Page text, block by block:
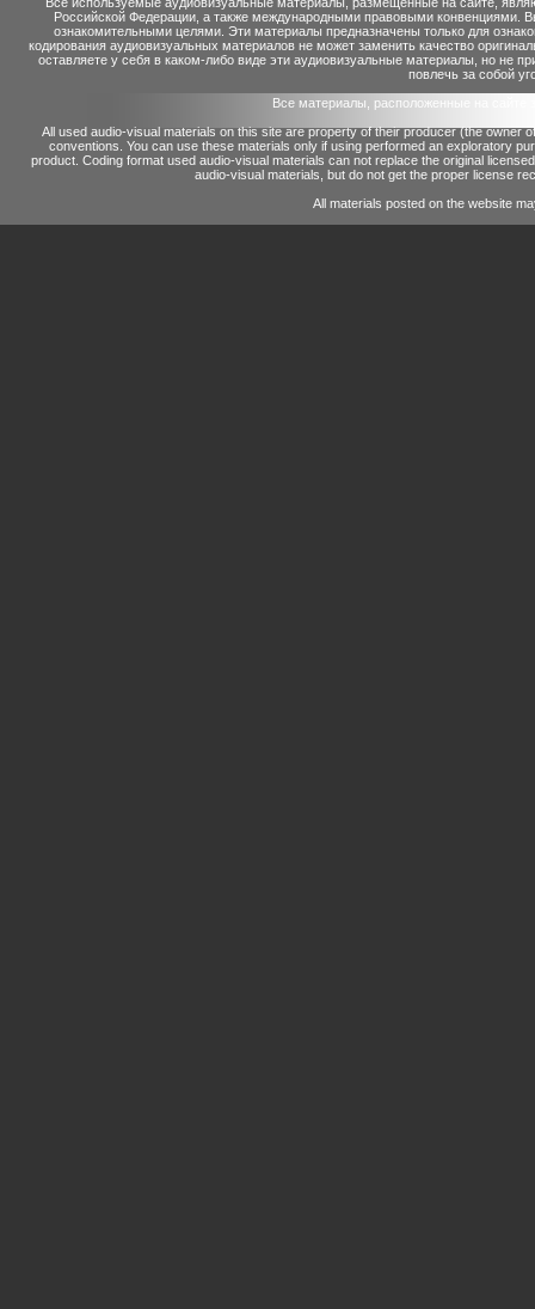
Российской Федерации, а также международными правовыми конвенциями.
ознакомительными целями. Эти материалы предназначены только для
кодирования аудиовизуальных материалов не может заменить качество
оставляете у себя в каком-либо виде эти аудиовизуальные материалы, но не
повлечь за собой
Все материалы, расположенные на сайте
All used audio-visual materials on this site are property of their producer (the owner
conventions. You can use these materials only if using performed an exploratory
product. Coding format used audio-visual materials can not replace the original
audio-visual materials, but do not get the proper license
All materials posted on the website